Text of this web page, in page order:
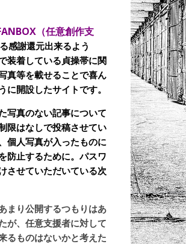
（任意創作支
感謝還元出来るよう
装着している貞操帯に関
真等を載せることで喜ん
に開設したサイトです。
写真のない記事について
限はなしで投稿させてい
個人写真が入ったものに
防止するために。パスワ
させていただいている次
まり公開するつもりはあ
が、任意支援者に対して
るものはないかと考えた